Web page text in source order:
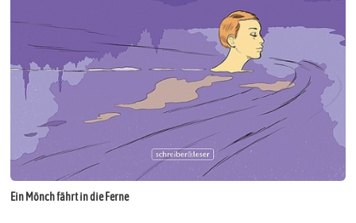
Ein Mönch fährt in die Ferne